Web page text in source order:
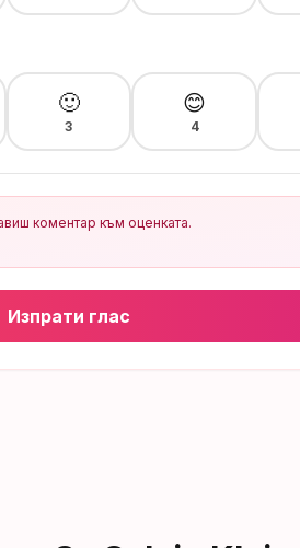
🙂
3
😊
4
коментар към оценката.
Изпрати глас